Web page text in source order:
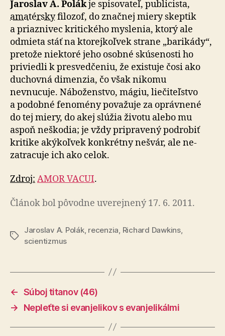
Jaroslav A. Polákje spisovateľ, publicista,
amatérskyfilozof, do značnej miery skeptik
a priaznivec kritického myslenia, ktorý ale
odmieta stáť na kto­rej­koľ­vek strane „ba­ri­ká­dy“,
pre­to­že niektoré jeho osobné skúsenosti ho
priviedli k presved­če­niu, že exis­tu­je čosi ako
duchovná dimenzia, čo však nikomu
nevnucuje. Náboženstvo, mágiu, lie­či­teľ­stvo
a po­dob­né fenomény považuje za opráv­ne­né
do tej miery, do akej slúžia životu alebo mu
aspoň neško­dia; je vždy pri­pra­ve­ný pod­ro­biť
kritike aký­koľ­vek kon­krétny nešvár, ale ne­
zatra­cuje ich ako celok.
Zdroj: AMOR VACUI.
Článok bol pôvodne uverejnený 17. 6. 2011.
Značky
Jaroslav A. Polák, recenzia Richard Dawkins,
scientizmus
← Súboj titanov (46)
→
Nepleťte si evanjelikov s evanjelikálmi